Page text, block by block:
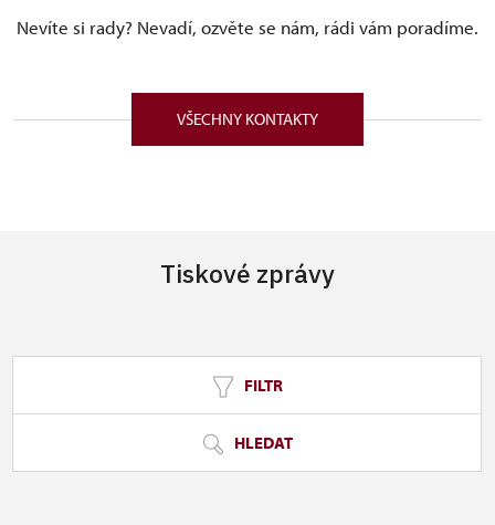
Nevíte si rady? Nevadí, ozvěte se nám, rádi vám poradíme.
VŠECHNY KONTAKTY
Tiskové zprávy
FILTR
HLEDAT